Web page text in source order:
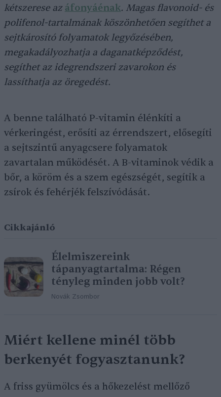
kétszerese az áfonyáénak. Magas flavonoid- és
polifenol-tartalmának köszönhetően segíthet a
sejtkárosító folyamatok legyőzésében,
megakadályozhatja a daganatképződést,
segíthet az idegrendszeri zavarokon és
lassíthatja az öregedést.
A benne található P-vitamin élénkíti a
vérkeringést, erősíti az érrendszert, elősegíti
a sejtszintű anyagcsere folyamatok
zavartalan működését. A B-vitaminok védik a
bőr, a köröm és a szem egészségét, segítik a
zsírok és fehérjék felszívódását.
Cikkajánló
Élelmiszereink
tápanyagtartalma: Régen
tényleg minden jobb volt?
Novák Zsombor
Miért kellene minél több
berkenyét fogyasztanunk?
A friss gyümölcs és a hőkezelést mellőző